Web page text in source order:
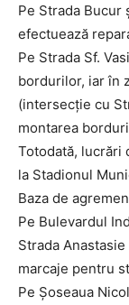
Pe Strada Bucur
efectuează
Pe Strada Sf.
bordurilor, iar în
(intersecție cu
montarea
Totodată, lucrări
la Stadionul
Baza de
Pe Bulevardul
Strada
marcaje pentru
Pe Șoseaua